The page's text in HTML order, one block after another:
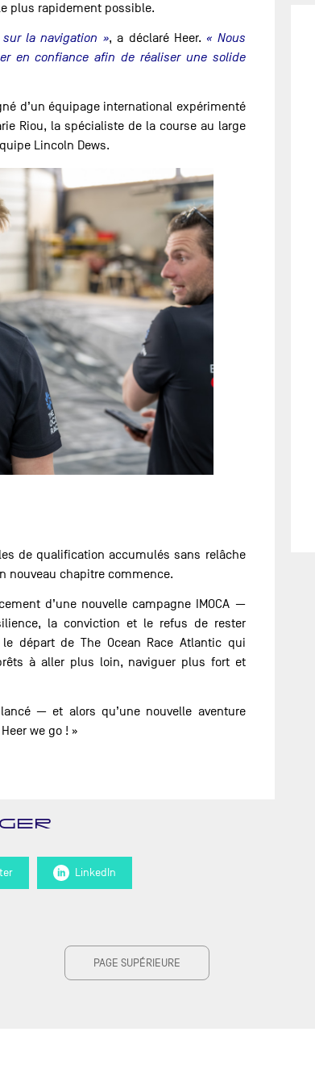
plus rapidement possible.
la navigation », a déclaré Heer. « Nous
en confiance afin de réaliser une solide
d’un équipage international expérimenté
Riou, la spécialiste de la course au large
Lincoln Dews.
de qualification accumulés sans relâche
nouveau chapitre commence.
d’une nouvelle campagne IMOCA —
la conviction et le refus de rester
départ de The Ocean Race Atlantic qui
à aller plus loin, naviguer plus fort et
— et alors qu’une nouvelle aventure
we go ! »
LinkedIn
PAGE SUPÉRIEURE